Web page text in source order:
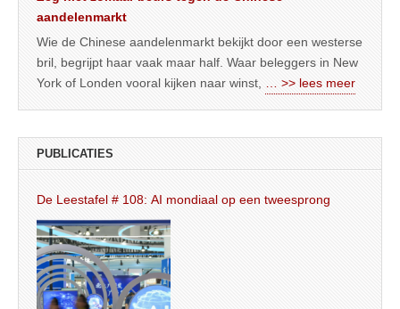
aandelenmarkt
Wie de Chinese aandelenmarkt bekijkt door een westerse
bril, begrijpt haar vaak maar half. Waar beleggers in New
York of Londen vooral kijken naar winst,
… >> lees meer
PUBLICATIES
De Leestafel # 108: AI mondiaal op een tweesprong